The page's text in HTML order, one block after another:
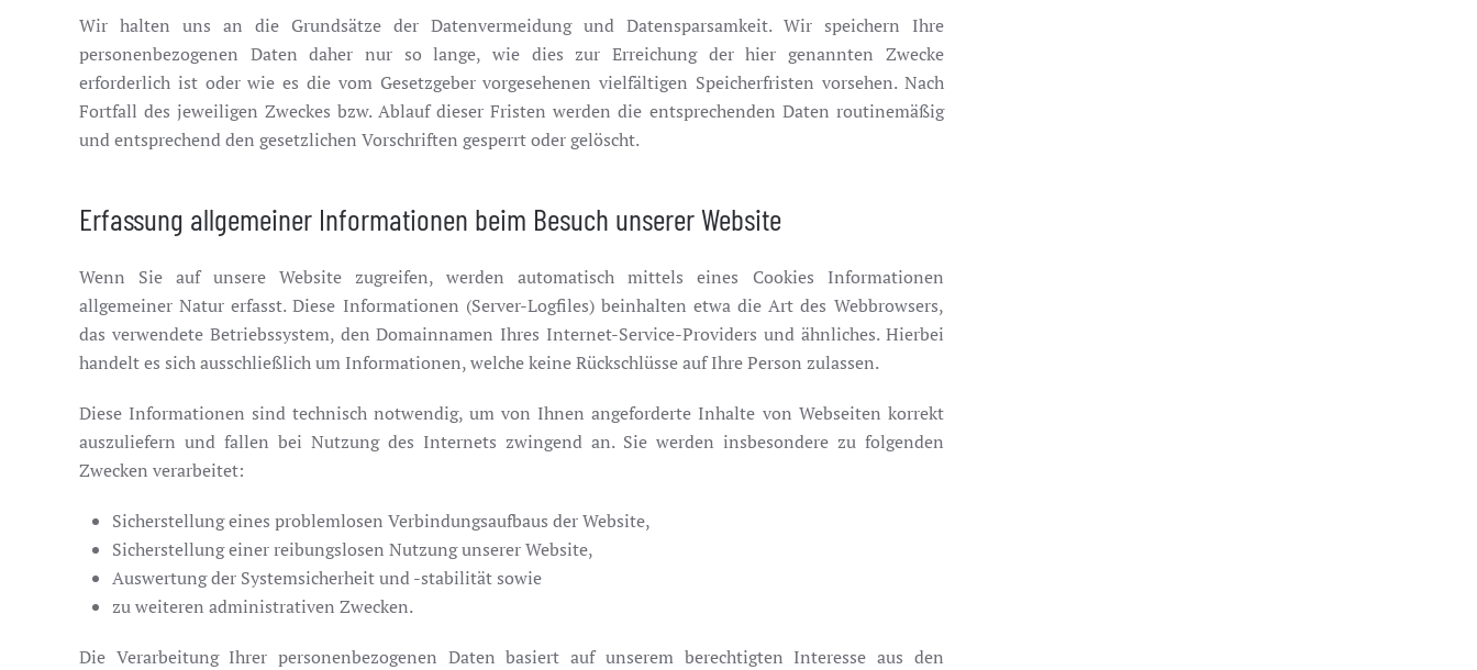
Wir halten uns an die Grundsätze der Datenvermeidung und Datensparsamkeit. Wir speichern Ihre
personenbezogenen Daten daher nur so lange, wie dies zur Erreichung der hier genannten Zwecke
erforderlich ist oder wie es die vom Gesetzgeber vorgesehenen vielfältigen Speicherfristen vorsehen. Nach
Fortfall des jeweiligen Zweckes bzw. Ablauf dieser Fristen werden die entsprechenden Daten routinemäßig
und entsprechend den gesetzlichen Vorschriften gesperrt oder gelöscht.
Erfassung allgemeiner Informationen beim Besuch unserer Website
Wenn Sie auf unsere Website zugreifen, werden automatisch mittels eines Cookies Informationen
allgemeiner Natur erfasst. Diese Informationen (Server-Logfiles) beinhalten etwa die Art des Webbrowsers,
das verwendete Betriebssystem, den Domainnamen Ihres Internet-Service-Providers und ähnliches. Hierbei
handelt es sich ausschließlich um Informationen, welche keine Rückschlüsse auf Ihre Person zulassen.
Diese Informationen sind technisch notwendig, um von Ihnen angeforderte Inhalte von Webseiten korrekt
auszuliefern und fallen bei Nutzung des Internets zwingend an. Sie werden insbesondere zu folgenden
Zwecken verarbeitet:
Sicherstellung eines problemlosen Verbindungsaufbaus der Website,
Sicherstellung einer reibungslosen Nutzung unserer Website,
Auswertung der Systemsicherheit und -stabilität sowie
zu weiteren administrativen Zwecken.
Die Verarbeitung Ihrer personenbezogenen Daten basiert auf unserem berechtigten Interesse aus den